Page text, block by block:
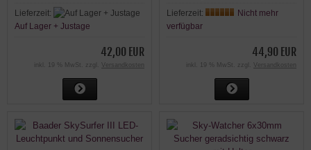
Lieferzeit:
Auf Lager + Justage
42,00 EUR
inkl. 19 % MwSt. zzgl. Versandkosten
Lieferzeit:
Nicht mehr
verfügbar
44,90 EUR
inkl. 19 % MwSt. zzgl. Versandkosten